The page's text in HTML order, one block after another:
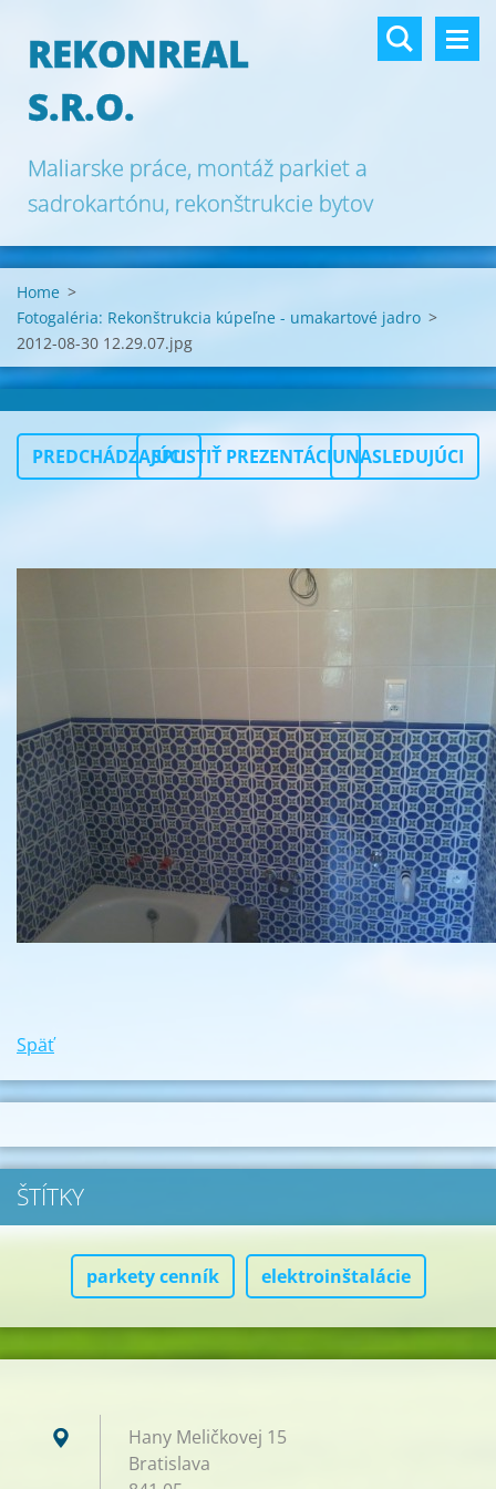
REKONREAL
S.R.O.
Maliarske práce, montáž parkiet a
sadrokartónu, rekonštrukcie bytov
Bratislava.
Home >
Fotogaléria: Rekonštrukcia kúpeľne - umakartové jadro >
2012-08-30 12.29.07.jpg
PREDCHÁDZAJÚCISPUSTIŤ PREZENTÁCIUNASLEDUJÚCI
Späť
ŠTÍTKY
parkety cenník elektroinštalácie
Hany Meličkovej 15
Bratislava